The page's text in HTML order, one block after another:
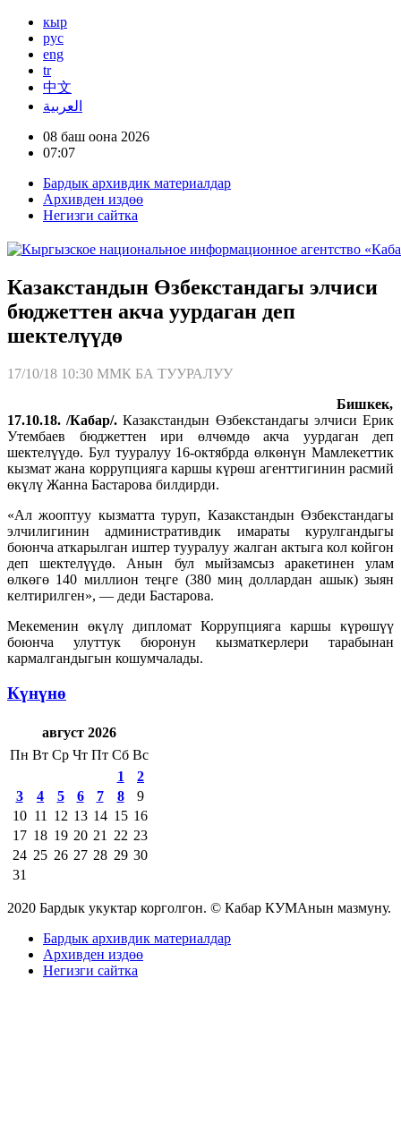
кыр
рус
eng
tr
中文
العربية
08 баш оона 2026
07:07
Бардык архивдик материалдар
Архивден издөө
Негизги сайтка
Казакстандын Өзбекстандагы элчиси
бюджеттен акча уурдаган деп
шектелүүдө
17/10/18 10:30 ММК БА ТУУРАЛУУ
Бишкек,
17.10.18. /Кабар/.Казакстандын Өзбекстандагы элчиси Ерик
Утембаев бюджеттен ири өлчөмдө акча уурдаган деп
шектелүүдө. Бул тууралуу 16-октябрда өлкөнүн Мамлекеттик
кызмат жана коррупцияга каршы күрөш агенттигинин расмий
өкүлү Жанна Бастарова билдирди.
«Ал жооптуу кызматта туруп, Казакстандын Өзбекстандагы
элчилигинин административдик имараты курулгандыгы
боюнча аткарылган иштер тууралуу жалган актыга кол койгон
деп шектелүүдө. Анын бул мыйзамсыз аракетинен улам
өлкөгө 140 миллион теңге (380 миң доллардан ашык) зыян
келтирилген», — деди Бастарова.
Мекеменин өкүлү дипломат Коррупцияга каршы күрөшүү
боюнча улуттук бюронун кызматкерлери тарабынан
кармалгандыгын кошумчалады.
Күнүнө
август 2026
Пн Вт Ср Чт Пт Сб Вс
1
2
3
4 5 6 7 8
9
10 11 12 13 14 15 16
17 18 19 20 21 22 23
24 25 26 27 28 29 30
31
2020 Бардык укуктар корголгон. © Кабар КУМАнын мазмуну.
Бардык архивдик материалдар
Архивден издөө
Негизги сайтка